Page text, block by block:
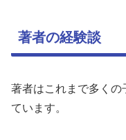
著者の経験談
著者はこれまで多くの
ています。